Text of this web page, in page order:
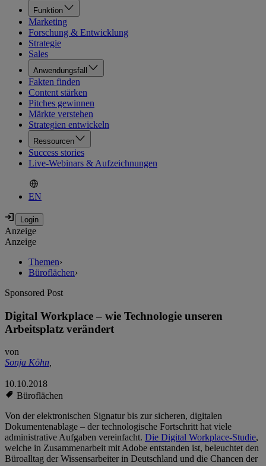
Funktion
Marketing
Forschung & Entwicklung
Strategie
Sales
Anwendungsfall
Fakten finden
Content stärken
Pitches gewinnen
Märkte verstehen
Strategien entwickeln
Ressourcen
Success stories
Live-Webinars & Aufzeichnungen
EN
Anzeige
Anzeige
Themen›
Büroflächen›
Sponsored Post
Digital Workplace – wie Technologie unseren
Arbeitsplatz verändert
von
Sonja Köhn,
10.10.2018
Büroflächen
Von der elektronischen Signatur bis zur sicheren, digitalen
Dokumentenablage – der technologische Fortschritt hat viele
administrative Aufgaben vereinfacht. Die Digital Workplace-Studie,
welche in Zusammenarbeit mit Adobe entstanden ist, beleuchtet den
Büroalltag der Wissensarbeiter in Deutschland und die Chancen der